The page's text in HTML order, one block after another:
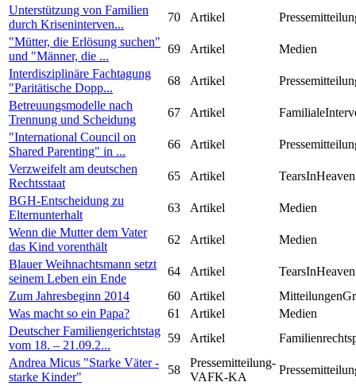
Unterstützung von Familien
durch Kriseninterven...
70 Artikel
"Mütter, die Erlösung suchen"
und "Männer, die ...
69 Artikel
Medien
Interdisziplinäre Fachtagung
"Paritätische Dopp...
68 Artikel
Betreuungsmodelle nach
Trennung und Scheidung
67 Artikel
"International Council on
Shared Parenting" in ...
66 Artikel
Verzweifelt am deutschen
Rechtsstaat
65 Artikel
TearsInHeaven
BGH-Entscheidung zu
Elternunterhalt
63 Artikel
Medien
Wenn die Mutter dem Vater
das Kind vorenthält
62 Artikel
Medien
Blauer Weihnachtsmann setzt
seinem Leben ein Ende
64 Artikel
TearsInHeaven
Zum Jahresbeginn 2014
60 Artikel
Was macht so ein Papa?
61 Artikel
Medien
Deutscher Familiengerichtstag
vom 18. – 21.09.2...
59 Artikel
Andrea Micus "Starke Väter -
starke Kinder"
58
Pressemitteilung-
VAFK-KA